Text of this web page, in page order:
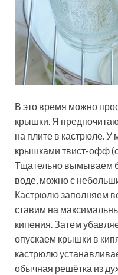
В это время можно
крышки. Я
на плите в кастрюле. У
крышками твист-офф
Тщательно вымываем
воде, можно с
Кастрюлю заполняем
ставим на
кипения. Затем
опускаем крышки в
кастрюлю
обычная решётка из